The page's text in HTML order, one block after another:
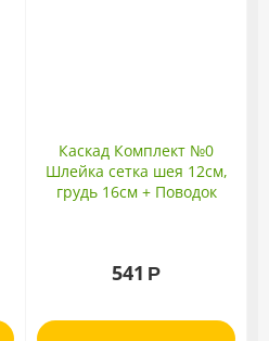
Каскад Комплект №0
Шлейка сетка шея 12см,
грудь 16см + Поводок
541 Р